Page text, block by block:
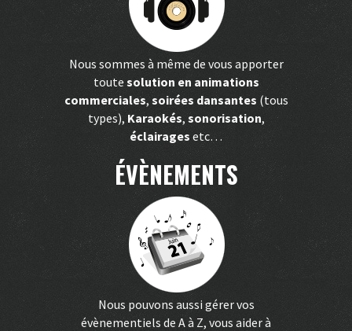
Nous sommes à même de vous apporter
toutesolution en animations
commerciales, soirées dansantes (tous
types), Karaokés, sonorisation,
éclairages etc…
ÉVÈNEMENTS
Nous pouvons aussi gérer vos
évènementiels de A à Z, vous aider à